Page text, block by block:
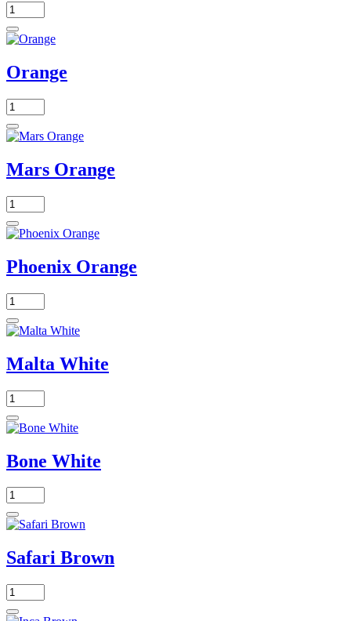
Orange
Mars Orange
Phoenix Orange
Malta White
Bone White
Safari Brown